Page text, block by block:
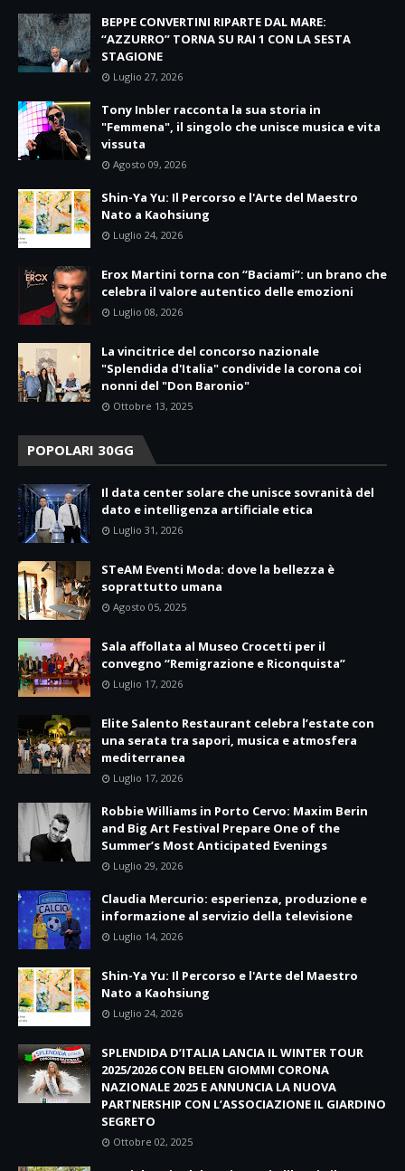
BEPPE CONVERTINI RIPARTE DAL MARE:
“AZZURRO” TORNA SU RAI 1 CON LA SESTA
STAGIONE
Luglio 27, 2026
Tony Inbler racconta la sua storia in
"Femmena", il singolo che unisce musica e vita
vissuta
Agosto 09, 2026
Shin-Ya Yu: Il Percorso e l'Arte del Maestro
Nato a Kaohsiung
Luglio 24, 2026
Erox Martini torna con “Baciami”: un brano che
celebra il valore autentico delle emozioni
Luglio 08, 2026
La vincitrice del concorso nazionale
"Splendida d'Italia" condivide la corona coi
nonni del "Don Baronio"
Ottobre 13, 2025
POPOLARI 30GG
Il data center solare che unisce sovranità del
dato e intelligenza artificiale etica
Luglio 31, 2026
STeAM Eventi Moda: dove la bellezza è
soprattutto umana
Agosto 05, 2025
Sala affollata al Museo Crocetti per il
convegno “Remigrazione e Riconquista”
Luglio 17, 2026
Elite Salento Restaurant celebra l’estate con
una serata tra sapori, musica e atmosfera
mediterranea
Luglio 17, 2026
Robbie Williams in Porto Cervo: Maxim Berin
and Big Art Festival Prepare One of the
Summer’s Most Anticipated Evenings
Luglio 29, 2026
Claudia Mercurio: esperienza, produzione e
informazione al servizio della televisione
Luglio 14, 2026
Shin-Ya Yu: Il Percorso e l'Arte del Maestro
Nato a Kaohsiung
Luglio 24, 2026
SPLENDIDA D’ITALIA LANCIA IL WINTER TOUR
2025/2026 CON BELEN GIOMMI CORONA
NAZIONALE 2025 E ANNUNCIA LA NUOVA
PARTNERSHIP CON L’ASSOCIAZIONE IL GIARDINO
SEGRETO
Ottobre 02, 2025